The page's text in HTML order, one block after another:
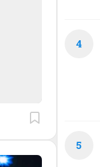
4
5